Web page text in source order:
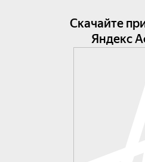
Скачайте
Яндекс